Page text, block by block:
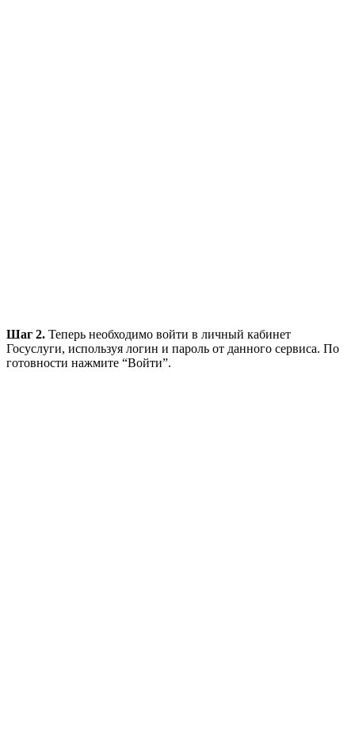
Шаг 2. Теперь необходимо войти в личный кабинет
Госуслуги, используя логин и пароль от данного сервиса. По
готовности нажмите “Войти”.